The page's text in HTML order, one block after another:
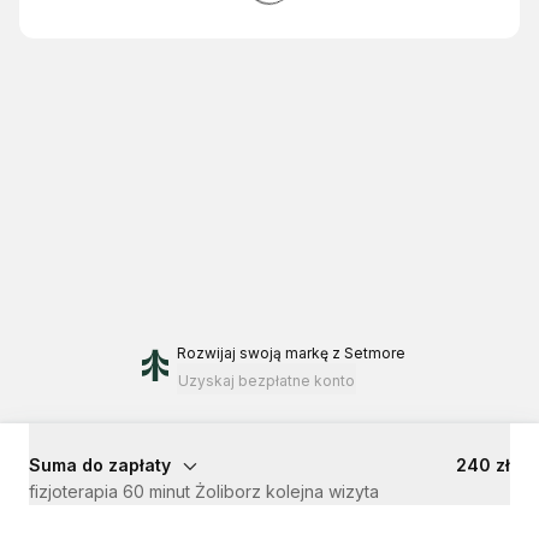
Rozwijaj swoją markę z Setmore
Uzyskaj bezpłatne konto
Suma do zapłaty
240 zł
fizjoterapia 60 minut Żoliborz kolejna wizyta